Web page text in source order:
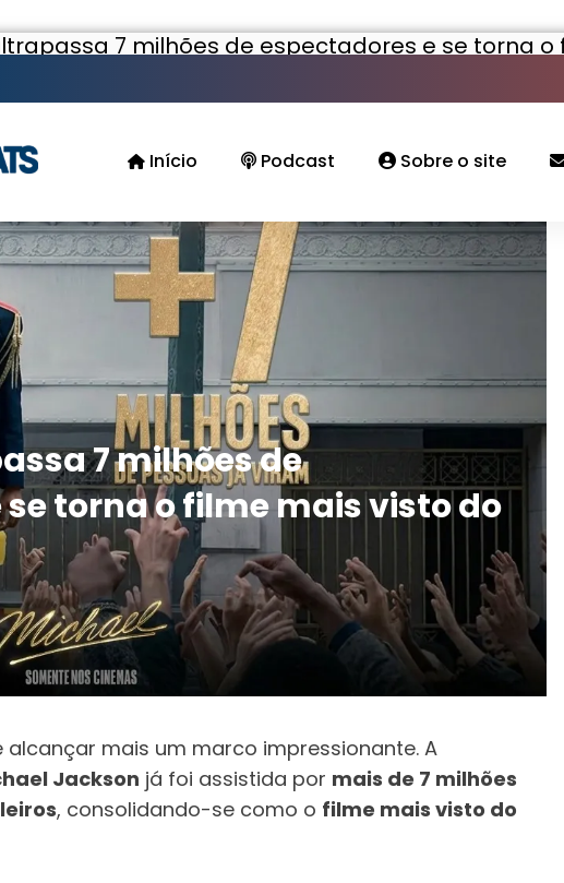
Início
Podcast Sobre o site
7 milhões de espectadores e se torna
7 milhões de
torna o filme mais visto do
alcançar mais um marco impressionante. A
Jackson já foi assistida por mais de 7 milhões
, consolidando-se como o filme mais visto do